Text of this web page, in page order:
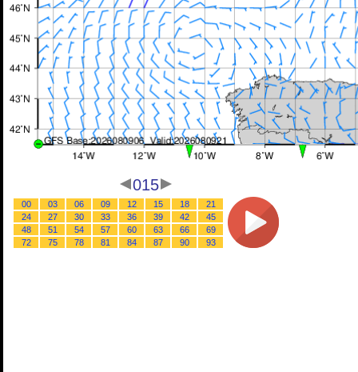
015
00 03 06 09 12 15 18
21
24
27 30 33 36 39 42
45
48
51 54 57 60 63 66
69
72
75 78 81 84 87 90 93